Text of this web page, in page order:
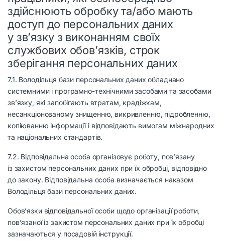
здійснюють обробку та/або мають
доступ до персональних даних
у зв’язку з виконанням своїх
службових обов’язків, строк
зберігання персональних даних
7.1. Володільця бази персональних даних обладнано
системними і програмно-технічними засобами та засобами
зв’язку, які запобігають втратам, крадіжкам,
несанкціонованому знищенню, викривленню, підробленню,
копіюванню інформації і відповідають вимогам міжнародних
та національних стандартів.
7.2. Відповідальна особа організовує роботу, пов’язану
із захистом персональних даних при їх обробці, відповідно
до закону. Відповідальна особа визначається наказом
Володільця бази персональних даних.
Обов’язки відповідальної особи щодо організації роботи,
пов’язаної із захистом персональних даних при їх обробці
зазначаються у посадовій інструкції.